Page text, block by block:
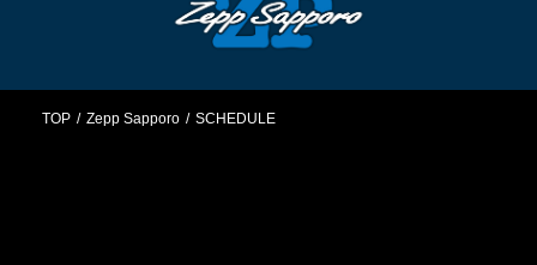
TOP Zepp Sapporo SCHEDULE